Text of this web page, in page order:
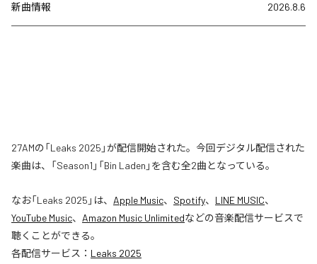
新曲情報 2026.8.6
27AMの「Leaks 2025」が配信開始された。今回デジタル配信された
楽曲は、「Season1」「Bin Laden」を含む全2曲となっている。
なお「Leaks 2025 」は、 Apple Music、 Spotify、 LINE MUSIC、
YouTube Music、 Amazon Music Unlimitedなどの音楽配信サービスで
聴くことができる。
各配信サービス： Leaks 2025